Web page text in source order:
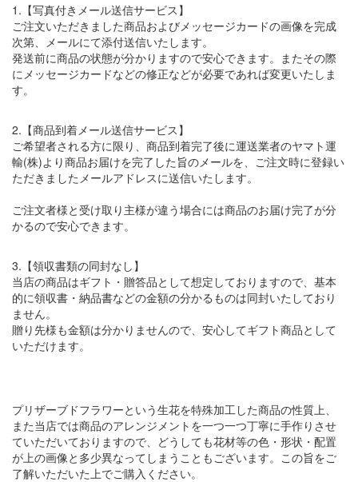
1.【写真付きメール送信サービス】
ご注文いただきました商品およびメッセージカードの画像を完成
次第、メールにて添付送信いたします。
発送前に商品の状態が分かりますので安心できます。またその際
にメッセージカードなどの修正などが必要であれば変更いたしま
す。
2.【商品到着メール送信サービス】
ご希望者される方に限り、商品到着完了後に運送業者のヤマト運
輸(株)より商品お届けを完了した旨のメールを、ご注文時に登録い
ただきましたメールアドレスに送信いたします。
ご注文者様と受け取り主様が違う場合には商品のお届け完了が分
かるので安心できます。
3.【領収書類の同封なし】
当店の商品はギフト・贈答品として想定しておりますので、基本
的に領収書・納品書などの金額の分かるものは同封いたしており
ません。
贈り先様も金額は分かりませんので、安心してギフト商品として
いただけます。
プリザーブドフラワーという生花を特殊加工した商品の性質上、
また当店では商品のアレンジメントを一つ一つ丁寧に手作りさせ
ていただいておりますので、どうしても花材等の色・形状・配置
が上の画像と多少異なってしまうこともございます。この旨をご
了解いただいた上でご購入ください。